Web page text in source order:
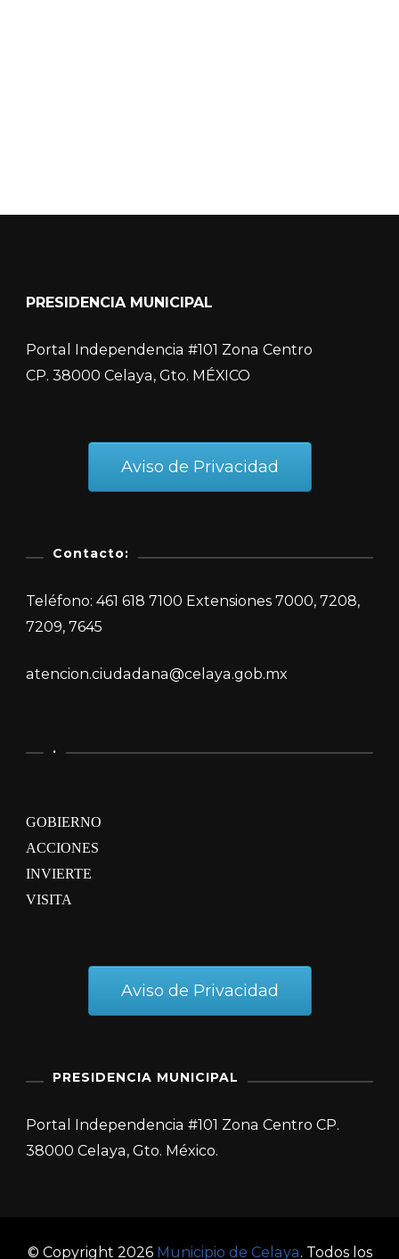
PRESIDENCIA MUNICIPAL
Portal Independencia #101 Zona Centro
CP. 38000 Celaya, Gto. MÉXICO
Aviso de Privacidad
Contacto:
Teléfono: 461 618 7100 Extensiones 7000, 7208,
7209, 7645
atencion.ciudadana@celaya.gob.mx
.
GOBIERNO
ACCIONES
INVIERTE
VISITA
Aviso de Privacidad
PRESIDENCIA MUNICIPAL
Portal Independencia #101 Zona Centro CP.
38000 Celaya, Gto. México.
© Copyright 2026 Municipio de Celaya. Todos los